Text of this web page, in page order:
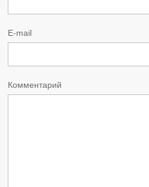
E-mail
Комментарий